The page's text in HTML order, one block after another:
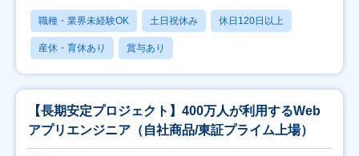
職種・業界未経験OK 土日祝休み 休日120日以上
産休・育休あり 賞与あり
【長期安定プロジェクト】400万人が利用するWeb
アプリエンジニア（自社商品/東証プライム上場）